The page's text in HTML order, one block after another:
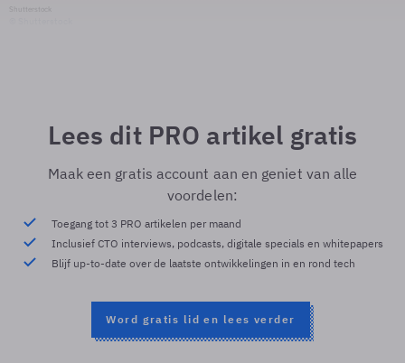
Lees dit PRO artikel gratis
Maak een gratis account aan en geniet van alle
voordelen:
Toegang tot 3 PRO artikelen per maand
Inclusief CTO interviews, podcasts, digitale specials en whitepapers
Blijf up-to-date over de laatste ontwikkelingen in en rond tech
Word gratis lid en lees verder